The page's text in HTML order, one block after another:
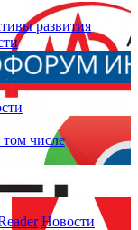
развития
том числе
Новости